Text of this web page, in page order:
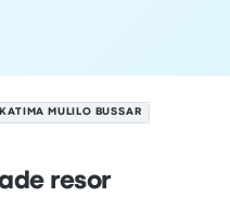
MULILO BUSSAR
resor